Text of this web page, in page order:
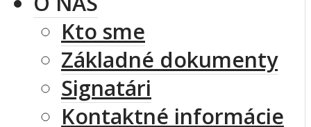
Kto sme
Základné dokumenty
Signatári
Kontaktné informácie